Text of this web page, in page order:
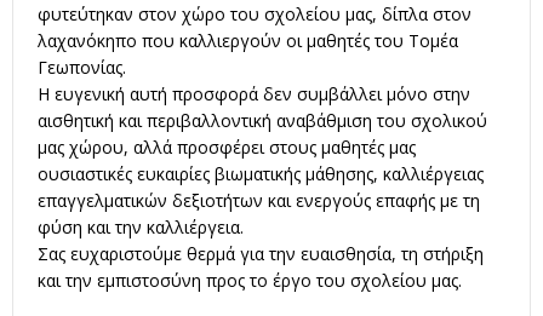
φυτεύτηκαν στον χώρο του σχολείου μας, δίπλα στον
λαχανόκηπο που καλλιεργούν οι μαθητές του Τομέα
Γεωπονίας.
Η ευγενική αυτή προσφορά δεν συμβάλλει μόνο στην
αισθητική και περιβαλλοντική αναβάθμιση του σχολικού
μας χώρου, αλλά προσφέρει στους μαθητές μας
ουσιαστικές ευκαιρίες βιωματικής μάθησης, καλλιέργειας
επαγγελματικών δεξιοτήτων και ενεργούς επαφής με τη
φύση και την καλλιέργεια.
Σας ευχαριστούμε θερμά για την ευαισθησία, τη στήριξη
και την εμπιστοσύνη προς το έργο του σχολείου μας.